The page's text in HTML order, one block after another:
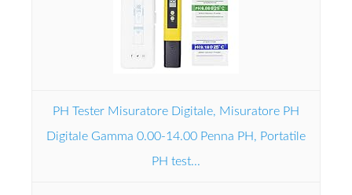
PH Tester Misuratore Digitale, Misuratore PH
Digitale Gamma 0.00-14.00 Penna PH, Portatile
PH test...